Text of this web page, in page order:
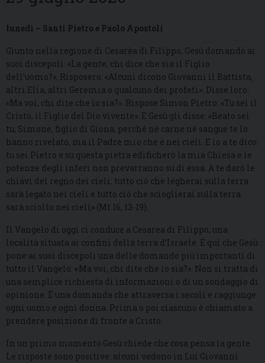
lunedì – Santi Pietro e Paolo Apostoli
Giunto nella regione di Cesarèa di Filippo, Gesù domandò ai
suoi discepoli: «La gente, chi dice che sia il Figlio
dell’uomo?». Risposero: «Alcuni dicono Giovanni il Battista,
altri Elia, altri Geremia o qualcuno dei profeti». Disse loro:
«Ma voi, chi dite che io sia?». Rispose Simon Pietro: «Tu sei il
Cristo, il Figlio del Dio vivente». E Gesù gli disse: «Beato sei
tu, Simone, figlio di Giona, perché né carne né sangue te lo
hanno rivelato, ma il Padre mio che è nei cieli. E io a te dico:
tu sei Pietro e su questa pietra edificherò la mia Chiesa e le
potenze degli inferi non prevarranno su di essa. A te darò le
chiavi del regno dei cieli: tutto ciò che legherai sulla terra
sarà legato nei cieli e tutto ciò che scioglierai sulla terra
sarà sciolto nei cieli» (Mt 16, 13-19).
Il Vangelo di oggi ci conduce a Cesarea di Filippo, una
località situata ai confini della terra d’Israele. È qui che Gesù
pone ai suoi discepoli una delle domande più importanti di
tutto il Vangelo: «Ma voi, chi dite che io sia?». Non si tratta di
una semplice richiesta di informazioni o di un sondaggio di
opinione. È una domanda che attraversa i secoli e raggiunge
ogni uomo e ogni donna. Prima o poi ciascuno è chiamato a
prendere posizione di fronte a Cristo.
In un primo momento Gesù chiede che cosa pensa la gente.
Le risposte sono positive: alcuni vedono in Lui Giovanni